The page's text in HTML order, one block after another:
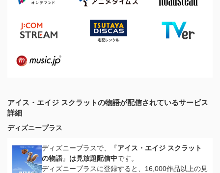
アイス・エイジ スクラットの物語が配信されているサービス
詳細
ディズニープラス
ディズニープラスで、『アイス・エイジ スクラット
の物語』 は見放題配信中です。
ディズニープラスに登録すると、16,000作品以上の見